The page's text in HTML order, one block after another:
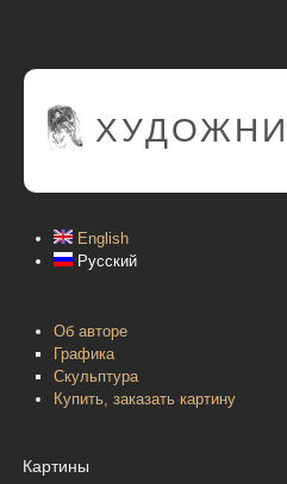
English
Русский
Об авторе
Графика
Скульптура
Купить, заказать картину
Картины